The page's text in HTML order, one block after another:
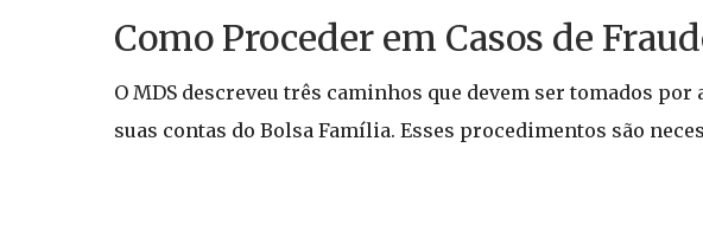
Como Proceder em Casos de
O MDS descreveu três caminhos que devem ser tomados
suas contas do Bolsa Família. Esses procedimentos são